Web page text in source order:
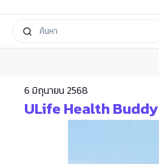
6 มิถุนายน 2568
ULife Health Buddy